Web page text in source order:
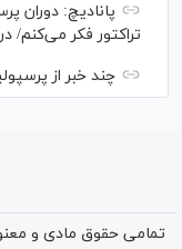
پانادیچ: دوران
تراکتور فکر می‌کنم/
چند خبر از
تمامی حقوق مادی و